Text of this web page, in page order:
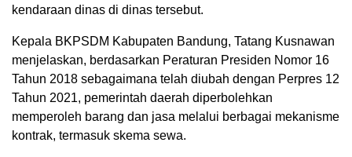
kendaraan dinas di dinas tersebut.
Kepala BKPSDM Kabupaten Bandung, Tatang Kusnawan
menjelaskan, berdasarkan Peraturan Presiden Nomor 16
Tahun 2018 sebagaimana telah diubah dengan Perpres 12
Tahun 2021, pemerintah daerah diperbolehkan
memperoleh barang dan jasa melalui berbagai mekanisme
kontrak, termasuk skema sewa.